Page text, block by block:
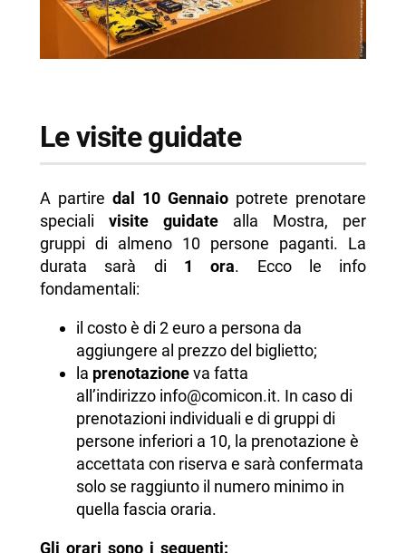
Le visite guidate
A partire dal 10 Gennaio potrete prenotare
speciali visite guidate alla Mostra, per
gruppi di almeno 10 persone paganti. La
durata sarà di 1 ora. Ecco le info
fondamentali:
il costo è di 2 euro a persona da
aggiungere al prezzo del biglietto;
la prenotazioneva fatta
all’indirizzo info@comicon.it. In caso di
prenotazioni individuali e di gruppi di
persone inferiori a 10, la prenotazione è
accettata con riserva e sarà confermata
solo se raggiunto il numero minimo in
quella fascia oraria.
Gli orari sono i seguenti: